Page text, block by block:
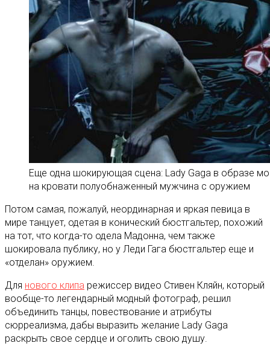
Еще одна шокирующая сцена: Lady Gaga в образе
на кровати полуобнаженный мужчина с оружием
Потом самая, пожалуй, неординарная и яркая певица в
мире танцует, одетая в конический бюстгальтер, похожий
на тот, что когда-то одела Мадонна, чем также
шокировала публику, но у Леди Гага бюстгальтер еще и
«отделан» оружием.
Для нового клипа режиссер видео Стивен Кляйн, который
вообще-то легендарный модный фотограф, решил
объединить танцы, повествование и атрибуты
сюрреализма, дабы выразить желание Lady Gaga
раскрыть свое сердце и оголить свою душу.